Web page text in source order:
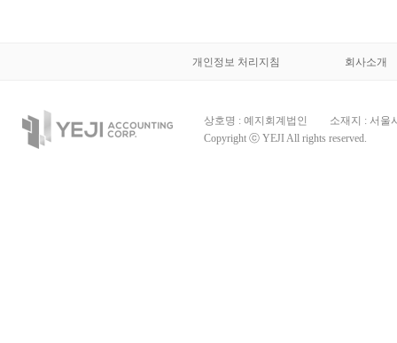
개인정보 처리지침 회사소개
상호명 : 예지회계법인
소재지 : 서울
Copyright ⓒ YEJI All rights reserved.